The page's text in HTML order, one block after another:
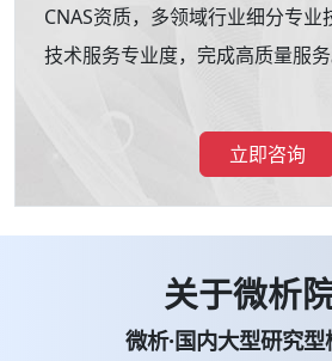
CNAS资质，多领域行业细分专
技术服务专业度，完成高质量服务
立即咨询
关于微析
微析·国内大型研究